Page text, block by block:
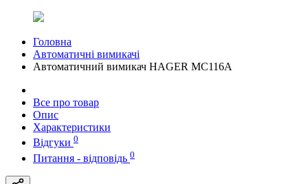
Головна
Автоматичні вимикачі
Автоматичний вимикач HAGER MC116A
Все про товар
Опис
Характеристики
Відгуки 0
Питання - відповідь 0